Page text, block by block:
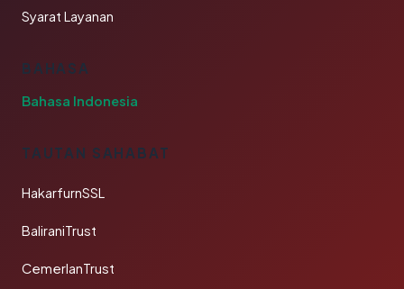
Syarat Layanan
BAHASA
Bahasa Indonesia
TAUTAN SAHABAT
HakarfurnSSL
BaliraniTrust
CemerlanTrust